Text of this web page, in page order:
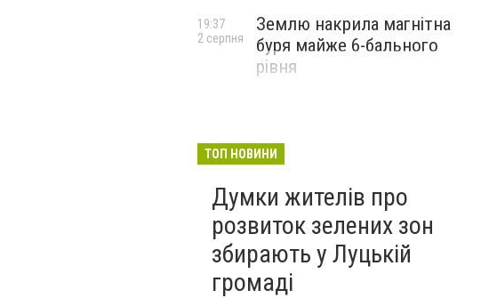
Землю накрила магнітна
буря майже 6-бального
рівня
19:37
2 серпня
ТОП НОВИНИ
Думки жителів про
розвиток зелених зон
збирають у Луцькій
громаді